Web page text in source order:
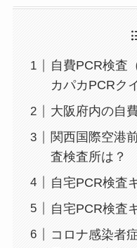
自費PCR検査
カパカPCRク
大阪府内の自
関西国際空港
査検査所は？
自宅PCR検査
自宅PCR検査
コロナ感染者